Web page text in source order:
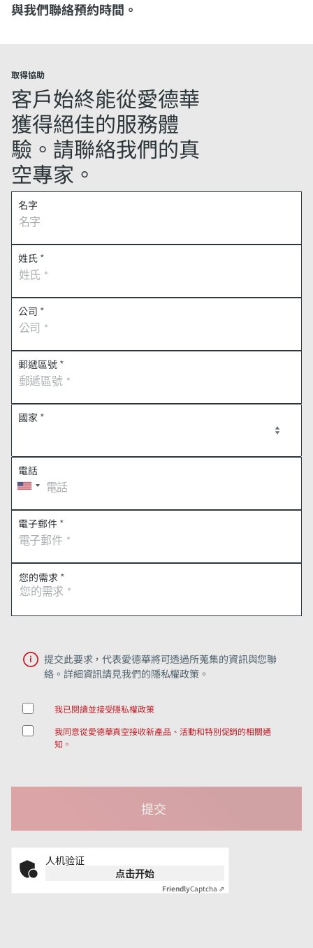
與我們聯絡預約時間。
取得協助
客戶始終能從愛德華
獲得絕佳的服務體
驗。請聯絡我們的真
空專家。
名字
姓氏 *
公司 *
郵遞區號 *
國家 *
電話
電子郵件 *
您的需求 *
提交此要求，代表愛德華將可透過所蒐集的資訊與您聯
絡。詳細資訊請見我們的隱私權政策。
我已閱讀並接受隱私權政策
我同意從愛德華真空接收新產品、活動和特別促銷的相關通
知。
人机验证
点击开始
FriendlyCaptcha ⇗